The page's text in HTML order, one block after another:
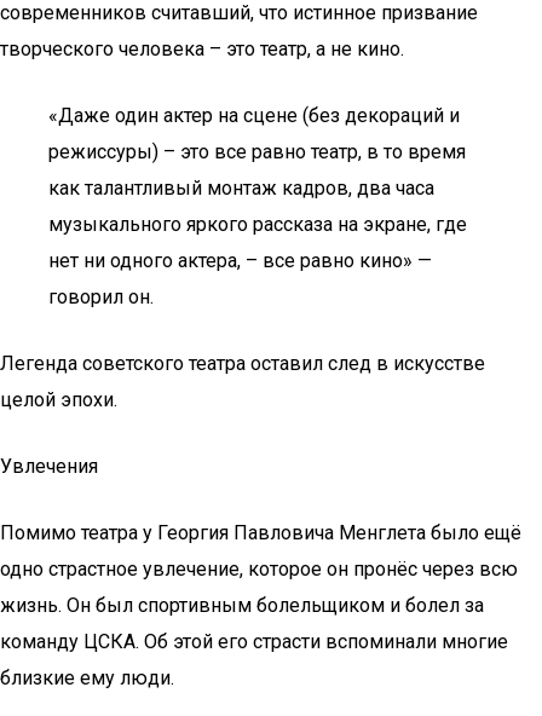
современников считавший, что истинное призвание
творческого человека – это театр, а не кино.
«Даже один актер на сцене (без декораций и
режиссуры) – это все равно театр, в то время
как талантливый монтаж кадров, два часа
музыкального яркого рассказа на экране, где
нет ни одного актера, – все равно кино» —
говорил он.
Легенда советского театра оставил след в искусстве
целой эпохи.
Увлечения
Помимо театра у Георгия Павловича Менглета было ещё
одно страстное увлечение, которое он пронёс через всю
жизнь. Он был спортивным болельщиком и болел за
команду ЦСКА. Об этой его страсти вспоминали многие
близкие ему люди.